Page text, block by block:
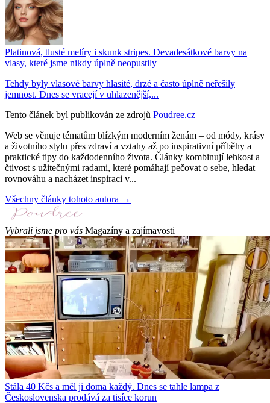
Platinová, tlusté melíry i skunk stripes. Devadesátkové barvy na
vlasy, které jsme nikdy úplně neopustily
Tehdy byly vlasové barvy hlasité, drzé a často úplně neřešily
jemnost. Dnes se vracejí v uhlazenější,...
Tento článek byl publikován ze zdrojů Poudree.cz
Web se věnuje tématům blízkým moderním ženám – od módy, krásy
a životního stylu přes zdraví a vztahy až po inspirativní příběhy a
praktické tipy do každodenního života. Články kombinují lehkost a
čtivost s užitečnými radami, které pomáhají pečovat o sebe, hledat
rovnováhu a nacházet inspiraci v...
Všechny články tohoto autora →
Vybrali jsme pro vás Magazíny a zajímavosti
Stála 40 Kčs a měl ji doma každý. Dnes se tahle lampa z
Československa prodává za tisíce korun